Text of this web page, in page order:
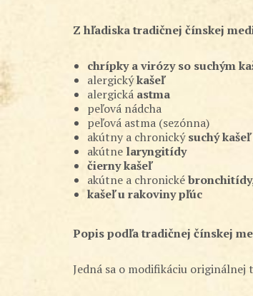
Z hľadiska tradičnej čínskej
chrípky a virózy so suchým
alergickýkašeľ
alergická astma
peľová nádcha
peľová astma (sezónna)
akútny a chronickýsuchý
akútne laryngitídy
čierny kašeľ
akútne a chronické
kašeľ u rakoviny pľúc
Popis podľa tradičnej čínskej
Jedná sa o modifikáciu originálnej